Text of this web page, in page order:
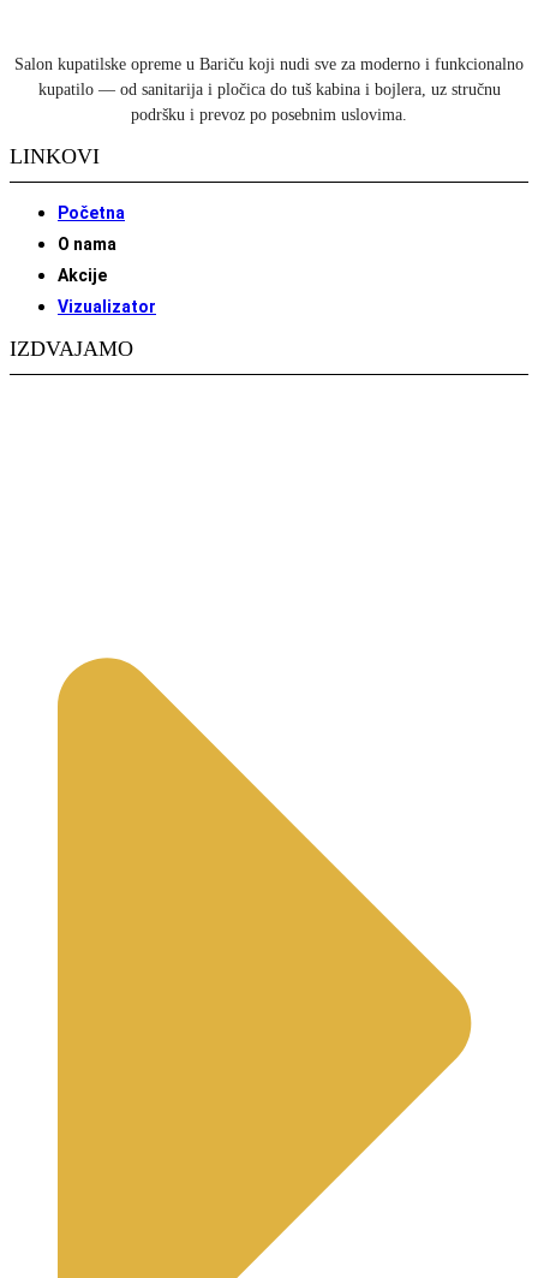
Salon kupatilske opreme u Bariču koji nudi sve za moderno i funkcionalno
kupatilo — od sanitarija i pločica do tuš kabina i bojlera, uz stručnu
podršku i prevoz po posebnim uslovima.
LINKOVI
Početna
O nama
Akcije
Vizualizator
IZDVAJAMO